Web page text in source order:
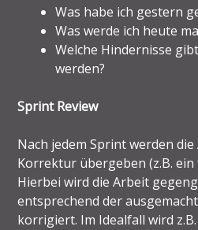
Was habe ich gestern
Was werde ich heute
Welche Hindernisse
werden?
Sprint Review
Nach jedem Sprint werden
Korrektur übergeben (z.B.
Hierbei wird die Arbeit
entsprechend der
korrigiert. Im Idealfall wird